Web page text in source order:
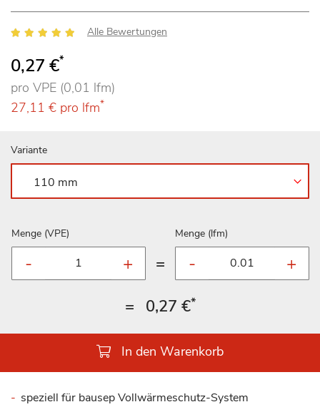
Bewertung: Alle Bewertungen
0,27 €*
pro VPE (0,01 lfm)
27,11 € pro lfm*
Variante
Menge (VPE)
=
Menge (lfm)
= 0,27 €*
In den Warenkorb
speziell für bausep Vollwärmeschutz-System